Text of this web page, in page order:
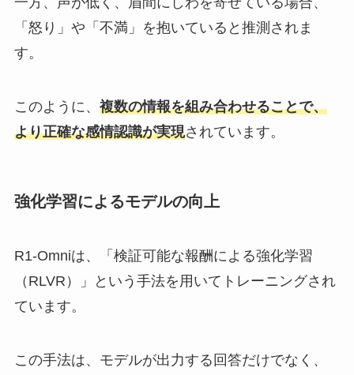
「怒り」や「不満」を抱いていると推測されま
す。​
このように、 複数の情報を組み合わせることで、
より正確な感情認識が実現されています。​
強化学習によるモデルの向上
R1-Omniは、「検証可能な報酬による強化学習
（RLVR）」という手法を用いてトレーニングされ
ています。​
この手法は、モデルが出力する回答だけでなく、